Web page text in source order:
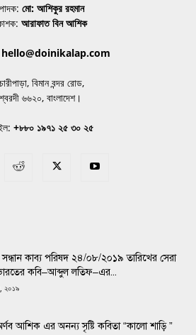
মো: আশিকুর রহমান
আরাফাত বিন আশিক
hello@doinikalap.com
বিমান বন্দর রোড,
৬৬২০, বাংলাদেশ।
+৮৮০ ১৯৭১ ২৫ ৩০ ২৫
সন্ধান কাব্য পরিষদ ২৪/০৮/২০১৯ তারিখের সেরা
কবি–আব্দুল লতিফ–এর...
২০১৯
আশিক এর অনন্য সৃষ্টি কবিতা “কালো শাড়ি ”